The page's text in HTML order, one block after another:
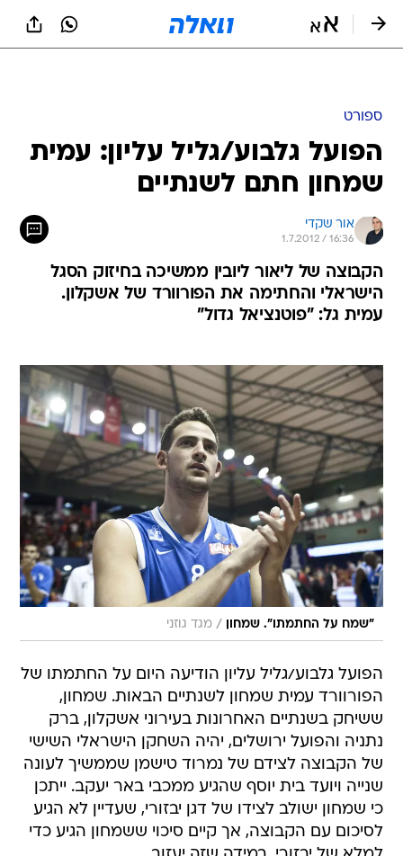
ספורט
הפועל גלבוע/גליל עליון: עמית
שמחון חתם לשנתיים
אור שקדי
1.7.2012 / 16:36
הקבוצה של ליאור ליובין ממשיכה בחיזוק הסגל
הישראלי והחתימה את הפורוורד של אשקלון.
עמית גל: "פוטנציאל גדול"
"שמח על החתמתו". שמחון / מגד גוזני
הפועל גלבוע/גליל עליון הודיעה היום על החתמתו של
הפורוורד עמית שמחון לשנתיים הבאות. שמחון,
ששיחק בשנתיים האחרונות בעירוני אשקלון, ברק
נתניה והפועל ירושלים, יהיה השחקן הישראלי השישי
של הקבוצה לצידם של נמרוד טישמן שממשיך לעונה
שנייה ויועד בית יוסף שהגיע ממכבי באר יעקב. ייתכן
כי שמחון ישולב לצידו של דגן יבזורי, שעדיין לא הגיע
לסיכום עם הקבוצה, אך קיים סיכוי ששמחון הגיע כדי